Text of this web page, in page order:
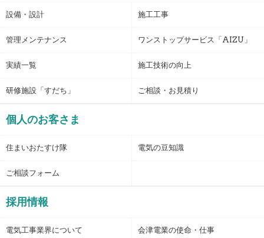
設備・設計 施工工事
管理メンテナンス ワンストップサービス「AIZU」
実績一覧 施工技術の向上
研修施設「すだち」 ご相談・お見積り
個人のお客さま
住まいおたすけ隊 電気の豆知識
ご相談フォーム
採用情報
電気工事業界について 会津電業の使命・仕事